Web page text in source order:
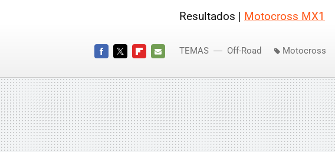
Resultados | Motocross MX1
MAIL
TEMAS Off-Road Motocross